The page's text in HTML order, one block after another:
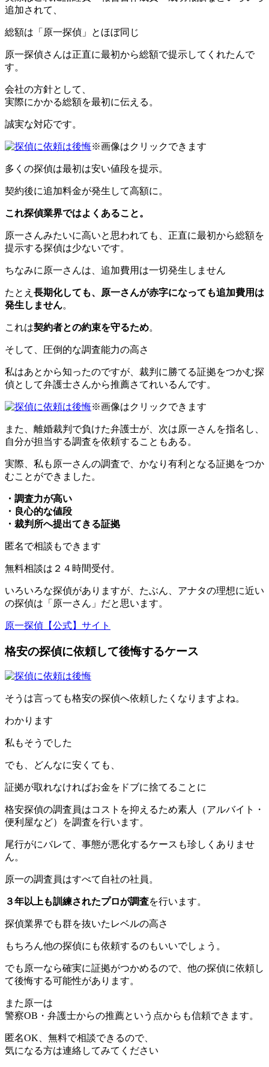
追加されて、
総額は「原一探偵」とほぼ同じ
原一探偵さんは正直に最初から総額で提示してくれたんで
す。
会社の方針として、
実際にかかる総額を最初に伝える 。
誠実な対応です。
※画像はクリックできます
多くの探偵は最初は安い値段を提示。
契約後に追加料金が発生して高額に。
これ探偵業界ではよくあること。
原一さんみたいに高いと思われても、正直に最初から総額を
提示する探偵は少ないです。
ちなみに 原一さんは、追加費用は一切発生しません
たとえ 長期化しても、原一さんが赤字になっても追加費用は
発生しません。
これは契約者との約束を守るため。
そして、 圧倒的な調査能力の高さ
私はあとから知ったのですが、 裁判に勝てる証拠をつかむ探
偵として弁護士さんから推薦さてれいるんです。
※画像はクリックできます
また、離婚裁判で負けた弁護士が、次は原一さんを指名し、
自分が担当する調査を依頼することもある。
実際、私も原一さんの調査で、 かなり有利となる証拠をつか
むことができました 。
・調査力が高い
・良心的な値段
・裁判所へ提出てきる証拠
匿名で相談 もできます
無料相談は２４時間受付。
いろいろな探偵がありますが、たぶん、 アナタの理想に近い
の探偵は「原一さん」だと思います。
原一探偵【公式】サイト
格安の探偵に依頼して後悔するケース
そうは言っても格安の探偵へ依頼したくなりますよね。
わかります
私もそうでした
でも、 どんなに安くても
証拠が取れなければお金をドブに捨てる ことに
格安探偵の調査員はコストを抑えるため素人（アルバイト・
便利屋など）
を調査を行います。
尾行がにバレて、事態が悪化するケースも珍しくありませ
ん。
原一の調査員はすべて自社の社員 。
３年以上も訓練されたプロが調査を行います。
探偵業界でも群を抜いたレベルの高さ
もちろん他の探偵にも依頼するのもいいでしょう。
でも原一なら確実に証拠がつかめるので、他の探偵に依頼し
て後悔する可能性があります。
また原一は
警察OB・弁護士からの推薦という点からも信頼できます。
匿名OK、無料で相談できるので、
気になる方は連絡してみてください